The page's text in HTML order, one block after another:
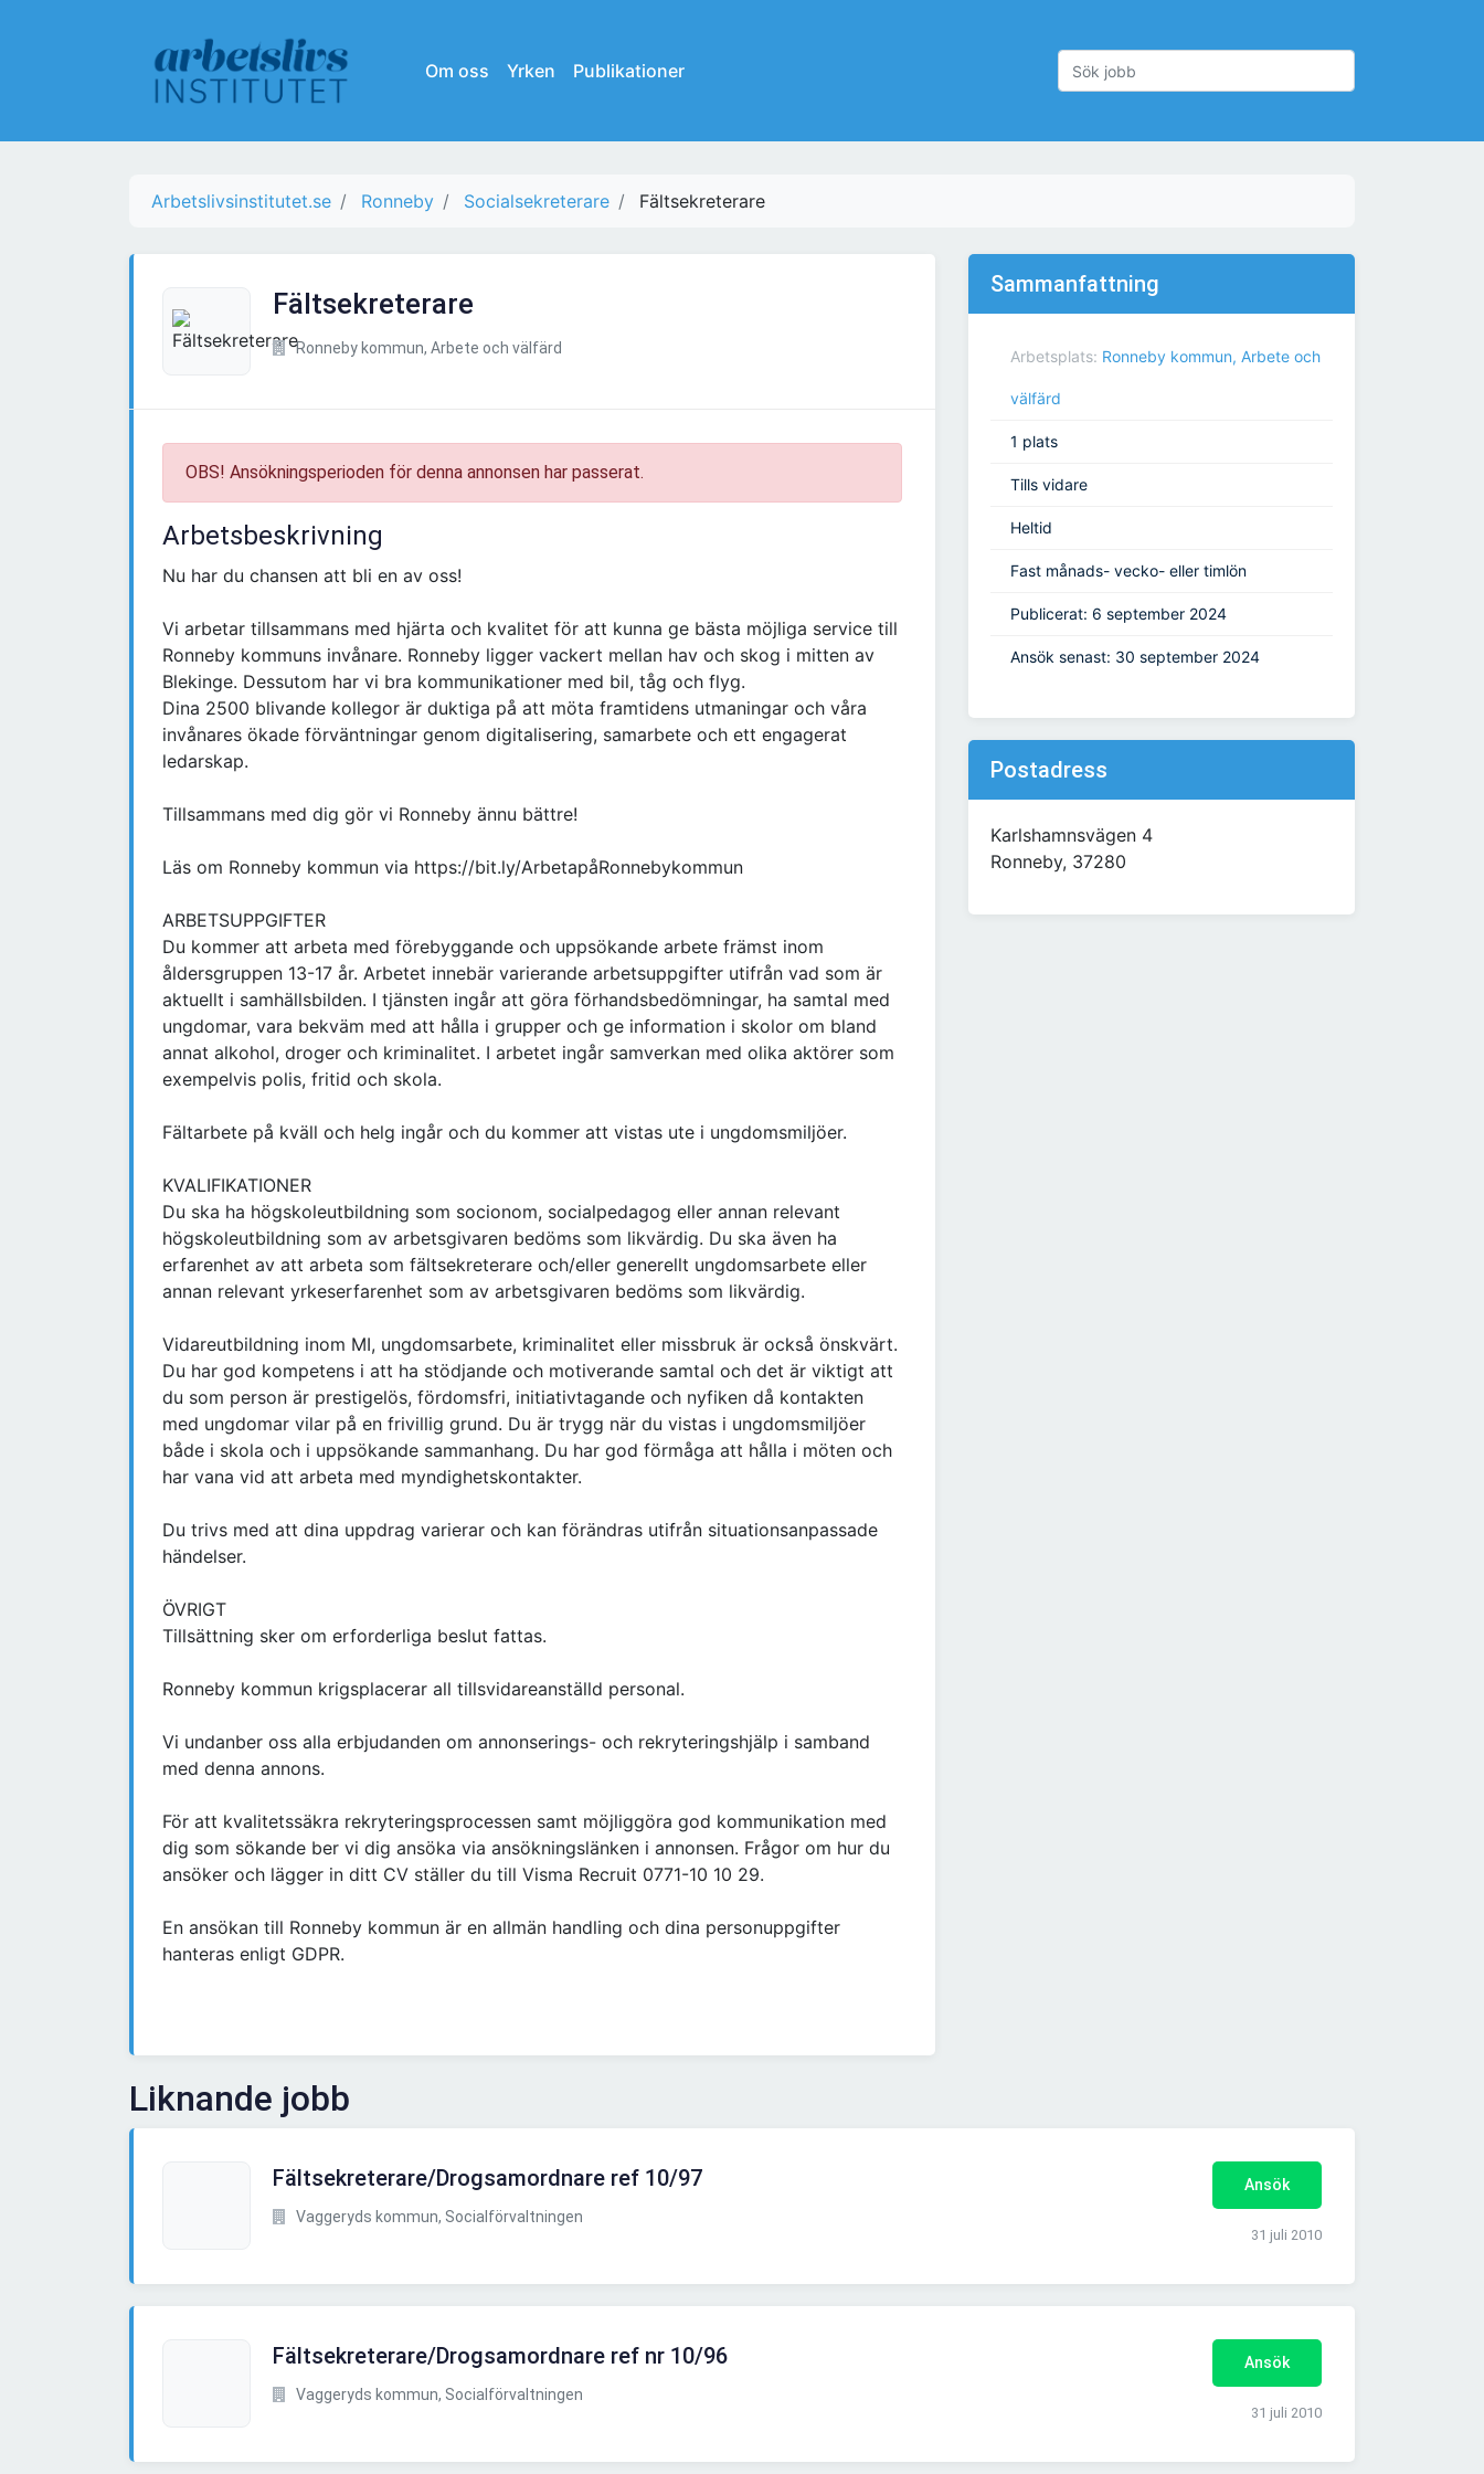
Om oss Yrken Publikationer
Arbetslivsinstitutet.se Ronneby Socialsekreterare Fältsekreterare
Fältsekreterare
Ronneby kommun, Arbete och välfärd
OBS! Ansökningsperioden för denna annonsen har passerat.
Arbetsbeskrivning
Nu har du chansen att bli en av oss!
Vi arbetar tillsammans med hjärta och kvalitet för att kunna ge bästa möjliga service till
Ronneby kommuns invånare. Ronneby ligger vackert mellan hav och skog i mitten av
Blekinge. Dessutom har vi bra kommunikationer med bil, tåg och flyg.
Dina 2500 blivande kollegor är duktiga på att möta framtidens utmaningar och våra
invånares ökade förväntningar genom digitalisering, samarbete och ett engagerat
ledarskap.
Tillsammans med dig gör vi Ronneby ännu bättre!
Läs om Ronneby kommun via https://bit.ly/ArbetapåRonnebykommun
ARBETSUPPGIFTER
Du kommer att arbeta med förebyggande och uppsökande arbete främst inom
åldersgruppen 13-17 år. Arbetet innebär varierande arbetsuppgifter utifrån vad som är
aktuellt i samhällsbilden. I tjänsten ingår att göra förhandsbedömningar, ha samtal med
ungdomar, vara bekväm med att hålla i grupper och ge information i skolor om bland
annat alkohol, droger och kriminalitet. I arbetet ingår samverkan med olika aktörer som
exempelvis polis, fritid och skola.
Fältarbete på kväll och helg ingår och du kommer att vistas ute i ungdomsmiljöer.
KVALIFIKATIONER
Du ska ha högskoleutbildning som socionom, socialpedagog eller annan relevant
högskoleutbildning som av arbetsgivaren bedöms som likvärdig. Du ska även ha
erfarenhet av att arbeta som fältsekreterare och/eller generellt ungdomsarbete eller
annan relevant yrkeserfarenhet som av arbetsgivaren bedöms som likvärdig.
Vidareutbildning inom MI, ungdomsarbete, kriminalitet eller missbruk är också önskvärt.
Du har god kompetens i att ha stödjande och motiverande samtal och det är viktigt att
du som person är prestigelös, fördomsfri, initiativtagande och nyfiken då kontakten
med ungdomar vilar på en frivillig grund. Du är trygg när du vistas i ungdomsmiljöer
både i skola och i uppsökande sammanhang. Du har god förmåga att hålla i möten och
har vana vid att arbeta med myndighetskontakter.
Du trivs med att dina uppdrag varierar och kan förändras utifrån situationsanpassade
händelser.
ÖVRIGT
Tillsättning sker om erforderliga beslut fattas.
Ronneby kommun krigsplacerar all tillsvidareanställd personal.
Vi undanber oss alla erbjudanden om annonserings- och rekryteringshjälp i samband
med denna annons.
För att kvalitetssäkra rekryteringsprocessen samt möjliggöra god kommunikation med
dig som sökande ber vi dig ansöka via ansökningslänken i annonsen. Frågor om hur du
ansöker och lägger in ditt CV ställer du till Visma Recruit 0771-10 10 29.
En ansökan till Ronneby kommun är en allmän handling och dina personuppgifter
hanteras enligt GDPR.
Sammanfattning
Arbetsplats: Ronneby kommun, Arbete och
välfärd
1 plats
Tills vidare
Heltid
Fast månads- vecko- eller timlön
Publicerat: 6 september 2024
Ansök senast: 30 september 2024
Postadress
Karlshamnsvägen 4
Ronneby, 37280
Liknande jobb
Fältsekreterare/Drogsamordnare ref 10/97
Vaggeryds kommun, Socialförvaltningen
Ansök
31 juli 2010
Fältsekreterare/Drogsamordnare ref nr 10/96
Vaggeryds kommun, Socialförvaltningen
Ansök
31 juli 2010